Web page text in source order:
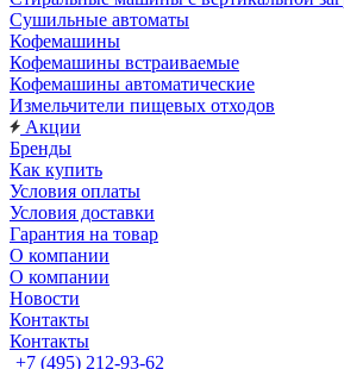
Сушильные автоматы
Кофемашины
Кофемашины встраиваемые
Кофемашины автоматические
Измельчители пищевых отходов
Акции
Бренды
Как купить
Условия оплаты
Условия доставки
Гарантия на товар
О компании
О компании
Новости
Контакты
Контакты
+7 (495) 212-93-62